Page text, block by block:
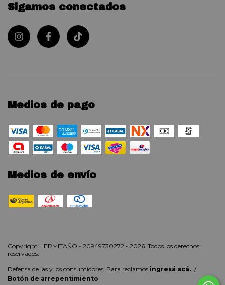
Sigamos conectados
Medios de pago
Medios de envío
Copyright HERMITAÑO - 20949730272 - 2026. Todos los derechos
reservados.
Defensa de las y los consumidores. Para reclamos ingresá acá. /
Botón de arrepentimiento